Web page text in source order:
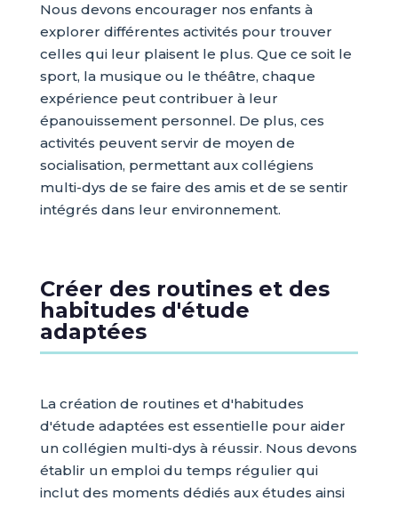
Nous devons encourager nos enfants à
explorer différentes activités pour trouver
celles qui leur plaisent le plus. Que ce soit le
sport, la musique ou le théâtre, chaque
expérience peut contribuer à leur
épanouissement personnel. De plus, ces
activités peuvent servir de moyen de
socialisation, permettant aux collégiens
multi-dys de se faire des amis et de se sentir
intégrés dans leur environnement.
Créer des routines et des
habitudes d'étude
adaptées
La création de routines et d'habitudes
d'étude adaptées est essentielle pour aider
un collégien multi-dys à réussir. Nous devons
établir un emploi du temps régulier qui
inclut des moments dédiés aux études ainsi